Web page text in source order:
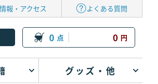
報・アクセス よくある質問
0 点 0 円
グッズ・他